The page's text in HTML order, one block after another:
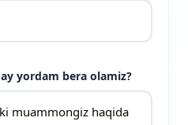
yordam bera olamiz?